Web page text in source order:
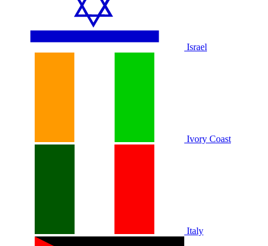
Israel
Ivory Coast
Italy